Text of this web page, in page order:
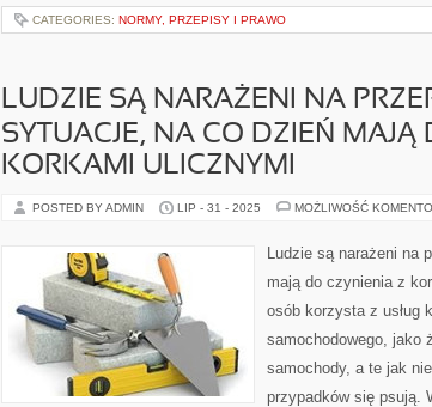
CATEGORIES: NORMY, PRZEPISY I PRAWO
LUDZIE SĄ NARAŻENI NA
SYTUACJE, NA CO DZIEŃ MAJĄ
KORKAMI ULICZNYMI
POSTED BY ADMIN LIP - 31 - 2025 MOŻLIWOŚĆ
Ludzie są narażeni na
mają do czynienia z
osób korzysta z usług
samochodowego, jako
samochody, a te jak
przypadków się psują.